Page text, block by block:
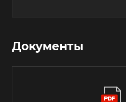
Документы